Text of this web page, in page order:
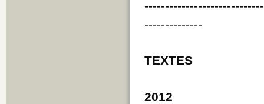
--------------
TEXTES
2012